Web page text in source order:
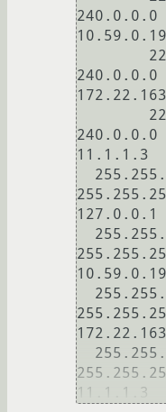
11.1.1.3
127.0.0.1
11.1.1.3